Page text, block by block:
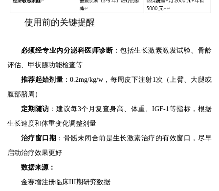
使用前的关键提醒
必须经专业内分泌科医师诊断 ：包括生长激素激发试验、骨龄
评估、甲状腺功能检查等
推荐起始剂量：0.2mg/kg/w，每周皮下注射1次（上臂、大腿或
腹部脐周）
定期随访：建议每3个月复查身高、体重、IGF-1等指标，根据
生长速度和体重变化调整剂量
治疗窗口期 ：骨骺未闭合前是生长激素治疗的有效窗口，尽早
启动治疗效果更好
数据来源：
金赛增注册临床III期研究数据